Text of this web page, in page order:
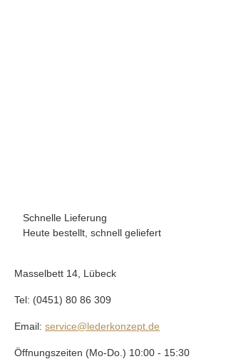
Schnelle Lieferung
Heute bestellt, schnell geliefert
Masselbett 14, Lübeck
Tel: (0451) 80 86 309
Email: service@lederkonzept.de
Öffnungszeiten (Mo-Do.) 10:00 - 15:30